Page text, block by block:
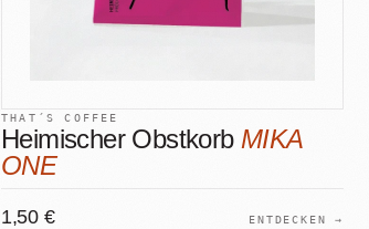
THAT´S COFFEE
Heimischer Obstkorb MIKA
ONE
1,50 € ENTDECKEN →